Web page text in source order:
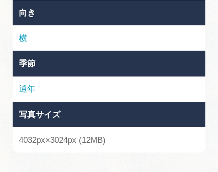
動画ライブラリー
お問い合わせ
向き
横
季節
通年
写真サイズ
4032px×3024px (12MB)